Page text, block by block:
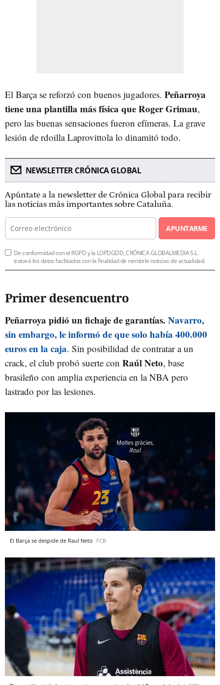
El Barça se reforzó con buenos jugadores. Peñarroya
tiene una plantilla más física que Roger Grimau,
pero las buenas sensaciones fueron efímeras. La grave
lesión de rdoilla Laprovittola lo dinamitó todo.
NEWSLETTER CRÓNICA GLOBAL
Apúntate a la newsletter de Crónica Global para recibir
las noticias más importantes sobre Cataluña.
APUNTARME
De conformidad con el RGPD y la LOPDGDD, CRÓNICA GLOBALMEDIA S.L.
tratará los datos facilitados con la finalidad de remitirle noticias de actualidad.
Primer desencuentro
Peñarroya pidió un fichaje de garantías. Navarro,
sin embargo, le informó de que solo había 400.000
euros en la caja. Sin posibilidad de contratar a un
crack, el club probó suerte con Raúl Neto, base
brasileño con amplia experiencia en la NBA pero
lastrado por las lesiones.
El Barça se despide de Raul Neto FCB